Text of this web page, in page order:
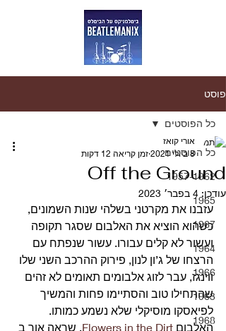
פוסט
כל הפוסטים
1957-1962
1965
1967
1964
1966
1963
1968
כל הפוסטים
Off the Ground
אורי קואז
8 ביולי 2021
זמן קריאה 12 דקות
עודכן: 4 בפבר׳ 2023
עזבנו את מקרטני בשלהי שנות השמונים,
כשהוא הוציא את האלבום שסגר תקופה
ועשור לא קלים עבורו. עשור שנפתח עם
הרצחו של ג’ון לנון, פירוק ההרכב השני שלו
ווינגז, עבר לזוג אלבומים תאומים לא זהים
שהתחילו טוב והסתיימו פחות והמשיך
לפיאסקו מוסיקלי שלא נשמע כמותו.
האלבום Flowers in the Dirt, שראה אור ב